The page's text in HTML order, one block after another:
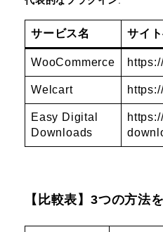
サービス名 サイ
WooCommerce
Welcart
Easy Digital
Downloads
【比較表】3つの方法